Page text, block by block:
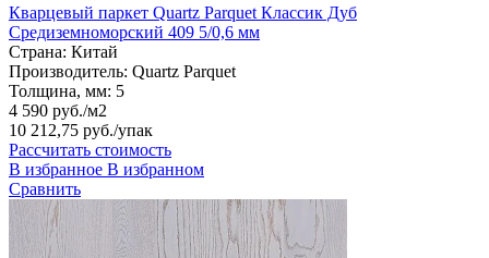
Кварцевый паркет Quartz Parquet Классик Дуб
Средиземноморский 409 5/0,6 мм
Страна: Китай
Производитель: Quartz Parquet
Толщина, мм: 5
4 590 руб./м2
10 212,75 руб./упак
Рассчитать стоимость
В избранное В избранном
Сравнить